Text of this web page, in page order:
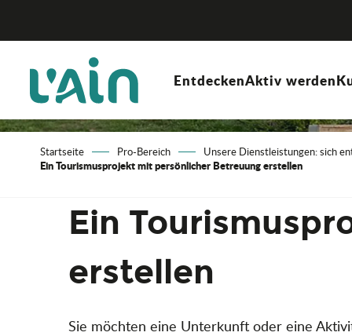
principal
EntdeckenAktiv werden
Startseite Pro-Bereich Unsere Dienstleistungen: sich
Ein Tourismusprojekt mit persönlicher Betreuung erstellen
Ein
erstellen
Sie möchten eine Unterkunft oder eine